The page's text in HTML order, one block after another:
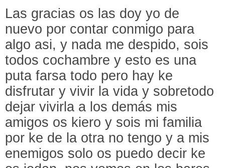
Las gracias os las doy yo de
nuevo por contar conmigo para
algo asi, y nada me despido, sois
todos cochambre y esto es una
puta farsa todo pero hay ke
disfrutar y vivir la vida y sobretodo
dejar vivirla a los demás mis
amigos os kiero y sois mi familia
por ke de la otra no tengo y a mis
enemigos solo os puedo decir ke